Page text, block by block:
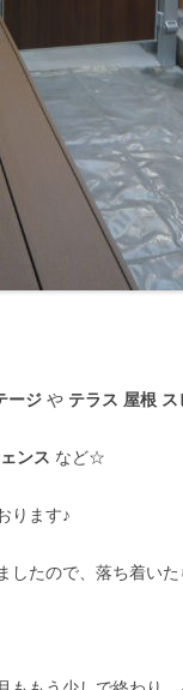
ージ や テラス 屋根 ス
ンス など☆
ります♪
したので、落ち着い